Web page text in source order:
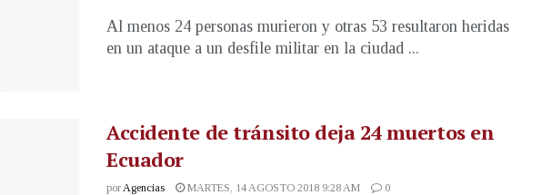
Al menos 24 personas murieron y otras 53 resultaron heridas
en un ataque a un desfile militar en la ciudad ...
Accidente de tránsito deja 24 muertos en
Ecuador
porAgencias MARTES, 14 AGOSTO 2018 9:28 AM 0